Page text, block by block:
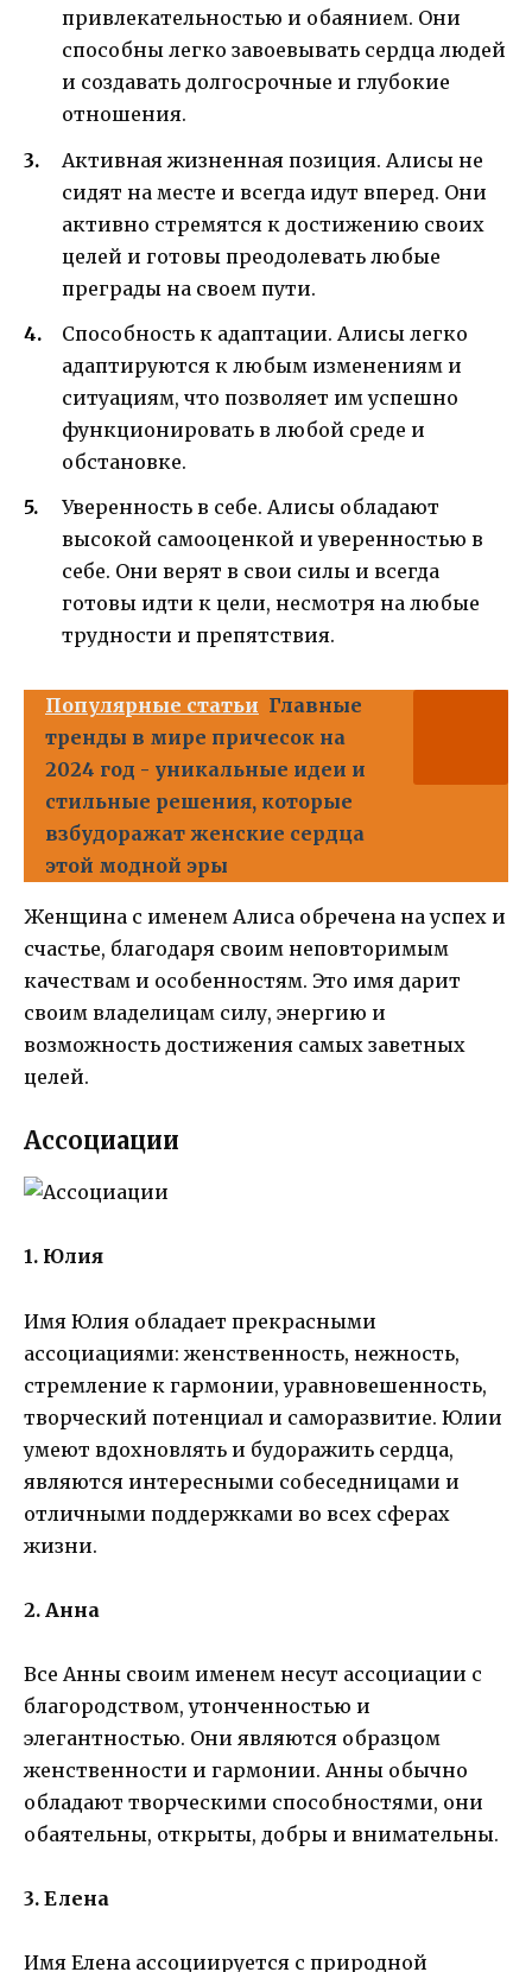
привлекательностью и обаянием. Они
способны легко завоевывать сердца людей
и создавать долгосрочные и глубокие
отношения.
Активная жизненная позиция. Алисы не
сидят на месте и всегда идут вперед. Они
активно стремятся к достижению своих
целей и готовы преодолевать любые
преграды на своем пути.
Способность к адаптации. Алисы легко
адаптируются к любым изменениям и
ситуациям, что позволяет им успешно
функционировать в любой среде и
обстановке.
Уверенность в себе. Алисы обладают
высокой самооценкой и уверенностью в
себе. Они верят в свои силы и всегда
готовы идти к цели, несмотря на любые
трудности и препятствия.
Популярные статьи Главные
тренды в мире причесок на
2024 год - уникальные идеи и
стильные решения, которые
взбудоражат женские сердца
этой модной эры
Женщина с именем Алиса обречена на успех и
счастье, благодаря своим неповторимым
качествам и особенностям. Это имя дарит
своим владелицам силу, энергию и
возможность достижения самых заветных
целей.
Ассоциации
1. Юлия
Имя Юлия обладает прекрасными
ассоциациями: женственность, нежность,
стремление к гармонии, уравновешенность,
творческий потенциал и саморазвитие. Юлии
умеют вдохновлять и будоражить сердца,
являются интересными собеседницами и
отличными поддержками во всех сферах
жизни.
2. Анна
Все Анны своим именем несут ассоциации с
благородством, утонченностью и
элегантностью. Они являются образцом
женственности и гармонии. Анны обычно
обладают творческими способностями, они
обаятельны, открыты, добры и внимательны.
3. Елена
Имя Елена ассоциируется с природной